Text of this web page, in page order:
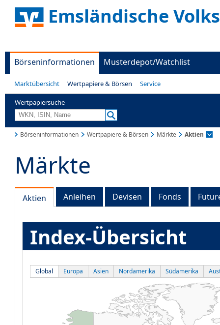
Emsländische
Börseninformationen Musterdepot/Watchlist
Marktübersicht Wertpapiere & Börsen Service
Wertpapiersuche
Börseninformationen Wertpapiere & Börsen Märkte Aktien
Märkte
Aktien Anleihen Devisen Fonds
Index-Übersicht
Global Europa Asien Nordamerika Südamerika